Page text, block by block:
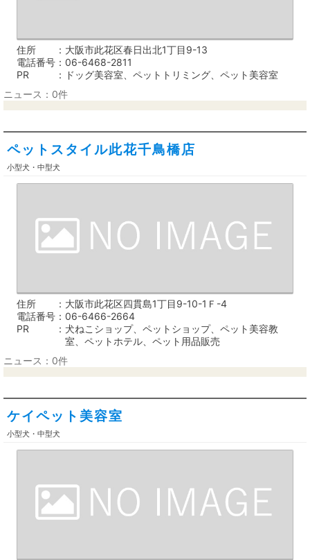
住所
大阪市此花区春日出北1丁目9-13
電話番号
06-6468-2811
PR
ドッグ美容室、ペットトリミング、ペット美容室
ニュース：0件
ペットスタイル此花千鳥橋店
小型犬・中型犬
住所
大阪市此花区四貫島1丁目9-10-1Ｆ-4
電話番号
06-6466-2664
PR
犬ねこショップ、ペットショップ、ペット美容教
室、ペットホテル、ペット用品販売
ニュース：0件
ケイペット美容室
小型犬・中型犬